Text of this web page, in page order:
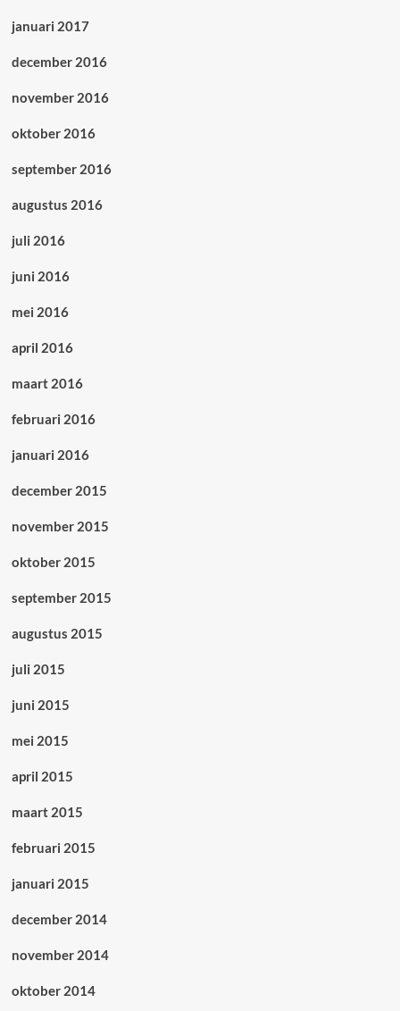
januari 2017
december 2016
november 2016
oktober 2016
september 2016
augustus 2016
juli 2016
juni 2016
mei 2016
april 2016
maart 2016
februari 2016
januari 2016
december 2015
november 2015
oktober 2015
september 2015
augustus 2015
juli 2015
juni 2015
mei 2015
april 2015
maart 2015
februari 2015
januari 2015
december 2014
november 2014
oktober 2014